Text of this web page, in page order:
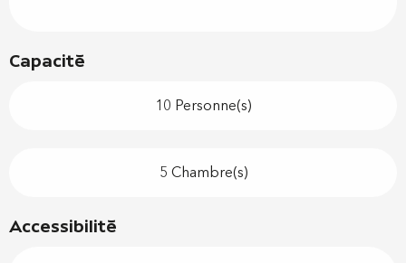
Capacité
10 Personne(s)
5 Chambre(s)
Accessibilité